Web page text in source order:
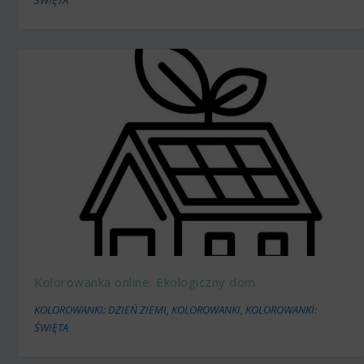
Kolorowanka online: Ekologiczny dom
KOLOROWANKI: DZIEŃ ZIEMI,KOLOROWANKI,KOLOROWANKI:
ŚWIĘTA